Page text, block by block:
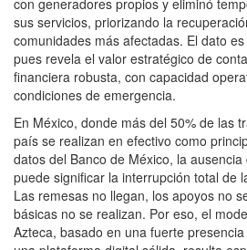
sus servicios, priorizando la
comunidades más afectadas. El dato
pues revela el valor estratégico de
financiera robusta, con capacidad
condiciones de emergencia.
En México, donde más del 50% de las
país se realizan en efectivo como
datos del Banco de México, la
puede significar la interrupción total de
Las remesas no llegan, los apoyos no
básicas no se realizan. Por eso, el
Azteca, basado en una fuerte